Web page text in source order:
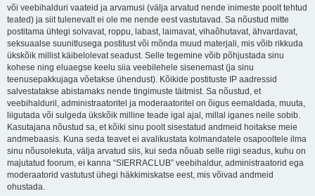
või veebihalduri vaateid ja arvamusi (välja arvatud nende inimeste poolt tehtud
teated) ja siit tulenevalt ei ole me nende eest vastutavad. Sa nõustud mitte
postitama ühtegi solvavat, roppu, labast, laimavat, vihaõhutavat, ähvardavat,
seksuaalse suunitlusega postitust või mõnda muud materjali, mis võib rikkuda
ükskõik millist käibelolevat seadust. Selle tegemine võib põhjustada sinu
kohese ning eluaegse keelu siia veebilehele sisenemast (ja sinu
teenusepakkujaga võetakse ühendust). Kõikide postituste IP aadressid
salvestatakse abistamaks nende tingimuste täitmist. Sa nõustud, et
veebihalduril, administraatoritel ja moderaatoritel on õigus eemaldada, muuta,
liigutada või sulgeda ükskõik milline teade igal ajal, millal iganes neile sobib.
Kasutajana nõustud sa, et kõiki sinu poolt sisestatud andmeid hoitakse meie
andmebaasis. Kuna seda teavet ei avalikustata kolmandatele osapooltele ilma
sinu nõusolekuta, välja arvatud siis, kui seda nõuab selle riigi seadus, kuhu on
majutatud foorum, ei kanna “SIERRACLUB” veebihaldur, administraatorid ega
moderaatorid vastutust ühegi häkkimiskatse eest, mis võivad andmeid
ohustada.